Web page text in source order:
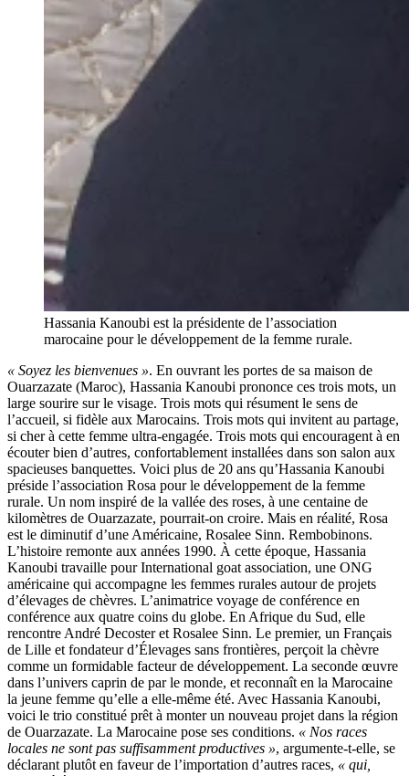
Hassania Kanoubi est la présidente de l’association
marocaine pour le développement de la femme rurale.
« Soyez les bienvenues ». En ouvrant les portes de sa maison de
Ouarzazate (Maroc), Hassania Kanoubi prononce ces trois mots, un
large sourire sur le visage. Trois mots qui résument le sens de
l’accueil, si fidèle aux Marocains. Trois mots qui invitent au partage,
si cher à cette femme ultra-engagée. Trois mots qui encouragent à en
écouter bien d’autres, confortablement installées dans son salon aux
spacieuses banquettes. Voici plus de 20 ans qu’Hassania Kanoubi
préside l’association Rosa pour le développement de la femme
rurale. Un nom inspiré de la vallée des roses, à une centaine de
kilomètres de Ouarzazate, pourrait-on croire. Mais en réalité, Rosa
est le diminutif d’une Américaine, Rosalee Sinn. Rembobinons.
L’histoire remonte aux années 1990. À cette époque, Hassania
Kanoubi travaille pour International goat association, une ONG
américaine qui accompagne les femmes rurales autour de projets
d’élevages de chèvres. L’animatrice voyage de conférence en
conférence aux quatre coins du globe. En Afrique du Sud, elle
rencontre André Decoster et Rosalee Sinn. Le premier, un Français
de Lille et fondateur d’Élevages sans frontières, perçoit la chèvre
comme un formidable facteur de développement. La seconde œuvre
dans l’univers caprin de par le monde, et reconnaît en la Marocaine
la jeune femme qu’elle a elle-même été. Avec Hassania Kanoubi,
voici le trio constitué prêt à monter un nouveau projet dans la région
de Ouarzazate. La Marocaine pose ses conditions. « Nos races
locales ne sont pas suffisamment productives », argumente-t-elle, se
déclarant plutôt en faveur de l’importation d’autres races, « qui,